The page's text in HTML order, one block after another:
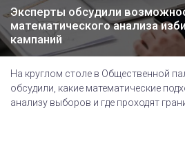
Эксперты обсудили
математического анализа
кампаний
На круглом столе в Общественной
обсудили, какие математические
анализу выборов и где проходят